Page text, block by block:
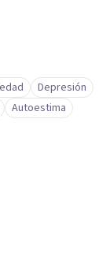
Depresión
Autoestima